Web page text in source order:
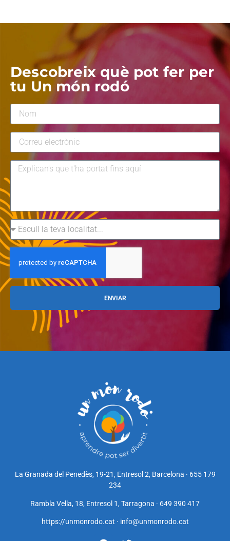
Descobreix què pot fer per
tu Un món rodó
ENVIAR
La Granada del Penedès, 19-21, Entresol 2, Barcelona · 655 179
234
Rambla Vella, 18, Entresol 1, Tarragona · 649 390 417
https://unmonrodo.cat · info@unmonrodo.cat